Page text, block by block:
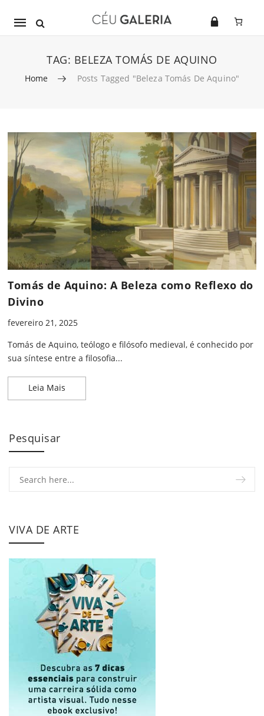
Mobile
TAG: BELEZA TOMÁS DE AQUINO
Home Posts Tagged "beleza Tomás De Aquino"
Skip to content
Tomás de Aquino: A Beleza como Reflexo do
Divino
fevereiro 21, 2025
Tomás de Aquino, teólogo e filósofo medieval, é conhecido por
sua síntese entre a filosofia...
Leia Mais
Pesquisar
VIVA DE ARTE